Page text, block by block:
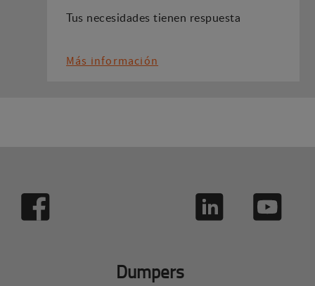
Tus necesidades tienen respuesta
Más información
Dumpers